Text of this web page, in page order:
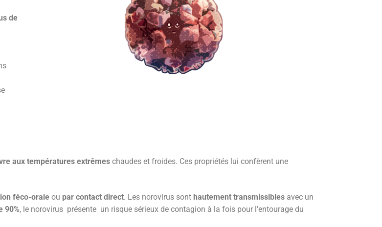
de
aux températures extrêmes chaudes et froides. Ces propriétés lui confèrent une
féco-orale ou par contact direct. Les norovirus sont hautement transmissibles avec un
90%, le norovirus présente un risque sérieux de contagion à la fois pour l’entourage du